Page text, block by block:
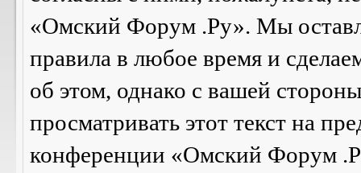
«Омский Форум .Ру». Мы
правила в любое время и
об этом, однако с вашей
просматривать этот текст на
конференции «Омский Форум